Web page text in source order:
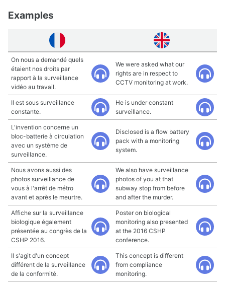
Examples
On nous a demandé quels
étaient nos droits par
rapport à la surveillance
vidéo au travail.
We were asked what our
rights are in respect to
CCTV monitoring at work.
Il est sous surveillance
constante.
He is under constant
surveillance.
L'invention concerne un
bloc-batterie à circulation
avec un système de
surveillance.
Disclosed is a flow battery
pack with a monitoring
system.
Nous avons aussi des
photos surveillance de
vous à l'arrêt de métro
avant et après le meurtre.
We also have surveillance
photos of you at that
subway stop from before
and after the murder.
Affiche sur la surveillance
biologique également
présentée au congrès de la
CSHP 2016.
Poster on biological
monitoring also presented
at the 2016 CSHP
conference.
Il s'agit d'un concept
différent de la surveillance
de la conformité.
This concept is different
from compliance
monitoring.